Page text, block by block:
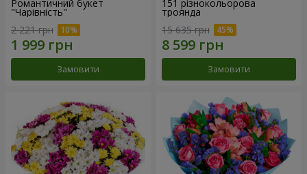
Романтичний букет
"Чарівність"
2 221 грн
Замовити
151 різнокольорова
троянда
15 635 грн
Замовити